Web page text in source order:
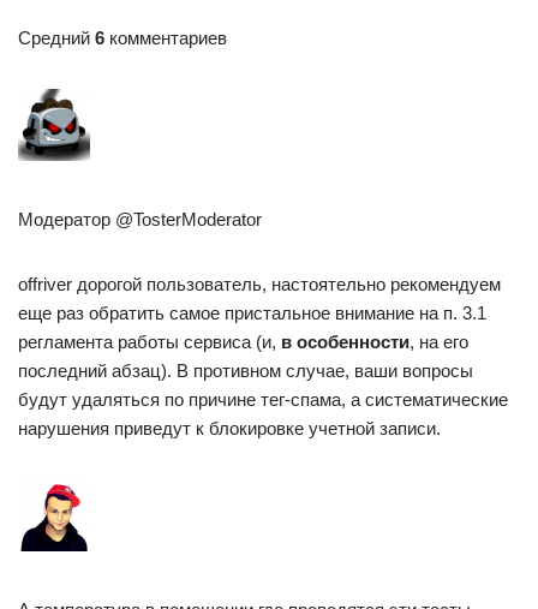
Средний 6 комментариев
Модератор @TosterModerator
offriver дорогой пользователь, настоятельно рекомендуем
еще раз обратить самое пристальное внимание на п. 3.1
регламента работы сервиса (и, в особенности, на его
последний абзац). В противном случае, ваши вопросы
будут удаляться по причине тег-спама, а систематические
нарушения приведут к блокировке учетной записи.